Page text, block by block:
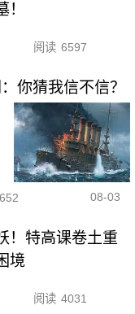
阅读 6597
你猜我信不信？
08-03
！特高课卷土重
境
阅读 4031